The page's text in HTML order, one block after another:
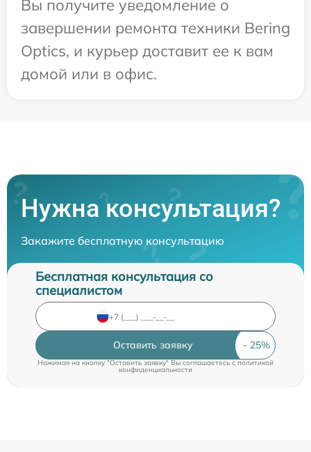
Вы получите уведомление о
завершении ремонта техники Bering
Optics, и курьер доставит ее к вам
домой или в офис.
Нужна консультация?
Закажите бесплатную консультацию
Бесплатная консультация со
специалистом
Оставить заявку
Нажимая на кнопку "Оставить заявку" Вы соглашаетесь cполитикой
конфиденциальности